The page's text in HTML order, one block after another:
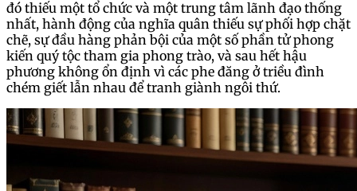
đó thiếu một tổ chức và một trung tâm lãnh đạo thống
nhất, hành động của nghĩa quân thiếu sự phối hợp chặt
chẽ, sự đầu hàng phản bội của một số phần tử phong
kiến quý tộc tham gia phong trào, và sau hết hậu
phương không ổn định vì các phe đăng ở triều đình
chém giết lẫn nhau để tranh giành ngôi thứ.